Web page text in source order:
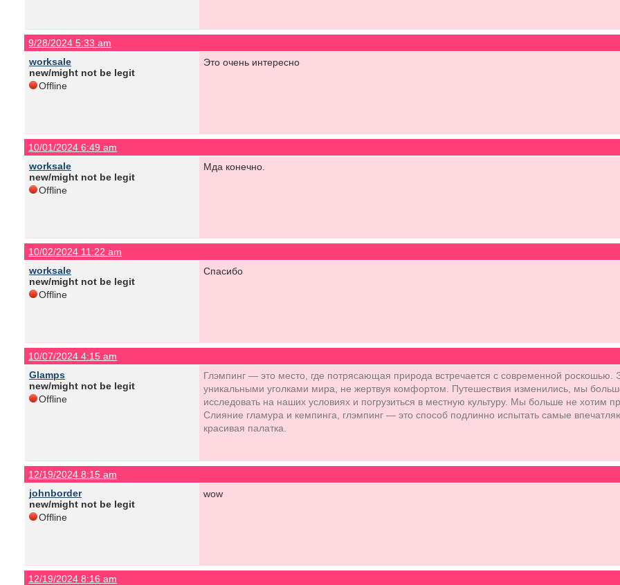
9/28/2024 5:33 am
worksale
new/might not be legit
Offline
Это очень интересно
10/01/2024 6:49 am
worksale
new/might not be legit
Offline
Мда конечно.
10/02/2024 11:22 am
worksale
new/might not be legit
Offline
Спасибо
10/07/2024 4:15 am
Glamps
new/might not be legit
Offline
Глэмпинг — это место, где потрясающая природа встречается с современной роскошью.
уникальными уголками мира, не жертвуя комфортом. Путешествия изменились, мы
исследовать на наших условиях и погрузиться в местную культуру. Мы больше не хотим
Слияние гламура и кемпинга, глэмпинг — это способ подлинно испытать самые
красивая палатка.
12/19/2024 8:15 am
johnborder
new/might not be legit
Offline
wow
12/19/2024 8:16 am